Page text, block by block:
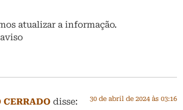
atualizar a informação.
CERRADO disse: 30 de abril de 2024 às 03:16